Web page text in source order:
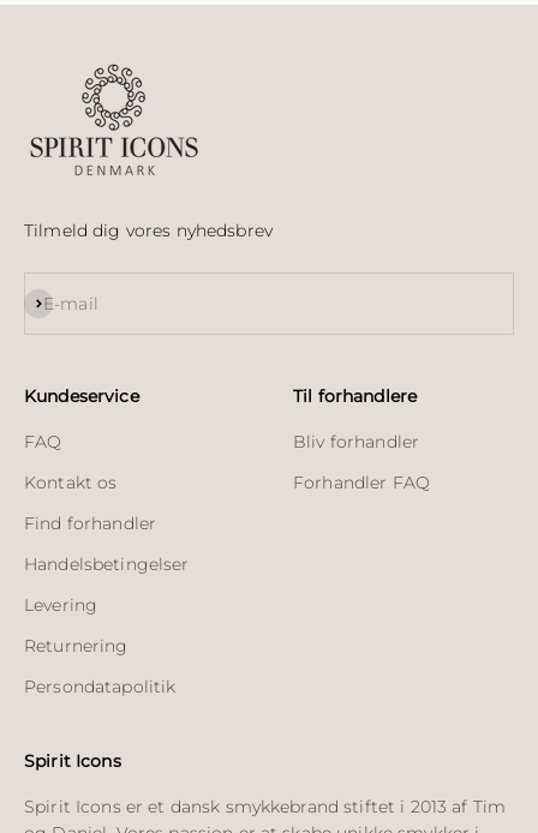
Tilmeld dig vores nyhedsbrev
E-mail
Abonnér
Kundeservice
FAQ
Kontakt os
Find forhandler
Handelsbetingelser
Levering
Returnering
Persondatapolitik
Til forhandlere
Bliv forhandler
Forhandler FAQ
Spirit Icons
Spirit Icons er et dansk smykkebrand stiftet i 2013 af Tim